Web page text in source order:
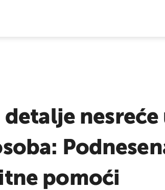
pomoći